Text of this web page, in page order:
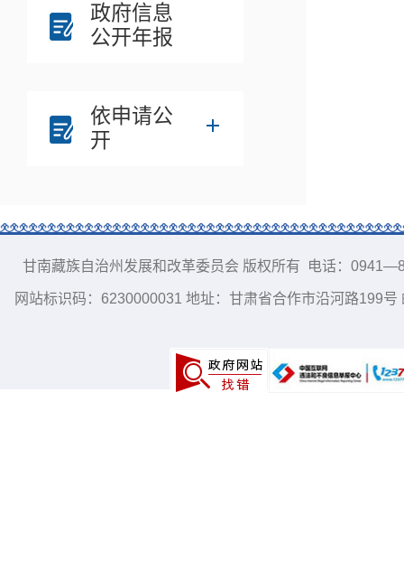
政府信息
公开年报
依申请公
开
甘南藏族自治州发展和改革委员会 版权所有 电话：
网站标识码：6230000031 地址：甘肃省合作市沿河路199